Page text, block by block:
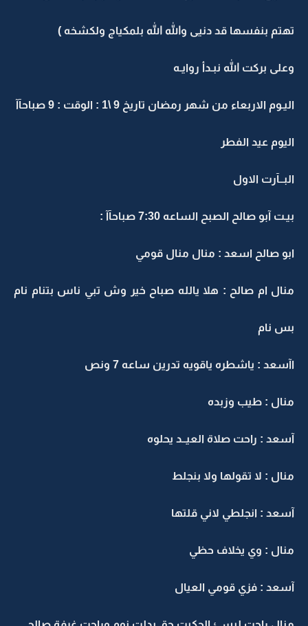
تهتم بنفسها قد دنيى والله الله بلمكياج ولكشخه )
وعلى بركت الله نبـدأ روايـه
اليـوم الاربعاء من شهر رمضان تاريخ 9 \1 : الوقت : 9 صباحآآ
اليوم عيد الفطر
البــآرت الاول
بيـت آبو صالح الصبح الساعه 7:30 صباحآآ :
ابو صالح اسعد : منال منال قومي
منال ام صالح : هلا يالله صباح خير وش تبي ناس بتنام نام
بس نام
اآسعد : ياشطره ياقويه تدرين ساعه 7 ونص
منال : طيب وزبده
آسعد : راحت صلاة العيــد يحلوه
منال : لا تقولها ولا بنجلط
آسعد : انجلطي لاني قلتها
منال : وي يخلاف حظي
آسعد : فزي قومي العيال